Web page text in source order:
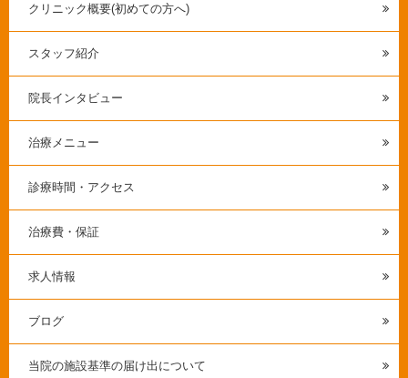
クリニック概要(初めての方へ)
スタッフ紹介
院長インタビュー
治療メニュー
診療時間・アクセス
治療費・保証
求人情報
ブログ
当院の施設基準の届け出について